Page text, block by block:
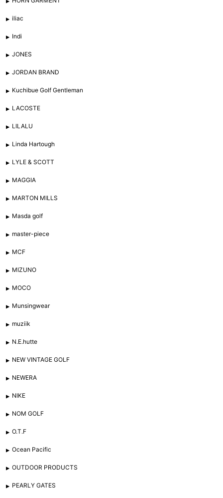
iliac
Indi
JONES
JORDAN BRAND
Kuchibue Golf Gentleman
LACOSTE
LILALU
Linda Hartough
LYLE & SCOTT
MAGGIA
MARTON MILLS
Masda golf
master-piece
MCF
MIZUNO
MOCO
Munsingwear
muziik
N.E.hutte
NEW VINTAGE GOLF
NEWERA
NIKE
NOM GOLF
O.T.F
Ocean Pacific
OUTDOOR PRODUCTS
PEARLY GATES